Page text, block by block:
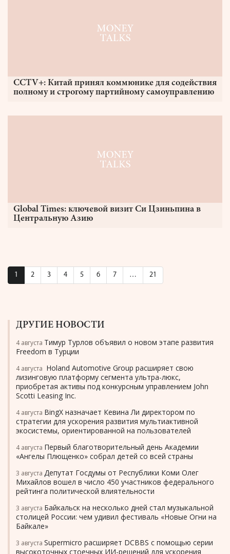
CCTV+: Китай принял коммюнике для содействия
полному и строгому партийному самоуправлению
Global Times: ключевой визит Си Цзиньпина в
Центральную Азию
1 2 3 4 5 6 7 … 21
ДРУГИЕ НОВОСТИ
4 августа Тимур Турлов объявил о новом этапе развития
Freedom в Турции
4 августа Holand Automotive Group расширяет свою
лизинговую платформу сегмента ультра-люкс,
приобретая активы под конкурсным управлением John
Scotti Leasing Inc.
4 августа BingX назначает Кевина Ли директором по
стратегии для ускорения развития мультиактивной
экосистемы, ориентированной на пользователей
4 августа Первый благотворительный день Академии
«Ангелы Плющенко» собрал детей со всей страны
3 августа Депутат Госдумы от Республики Коми Олег
Михайлов вошел в число 450 участников федерального
рейтинга политической влиятельности
3 августа Байкальск на несколько дней стал музыкальной
столицей России: чем удивил фестиваль «Новые Огни на
Байкале»
3 августа Supermicro расширяет DCBBS с помощью серии
высокоточных стоечных ИИ-решений для ускорения